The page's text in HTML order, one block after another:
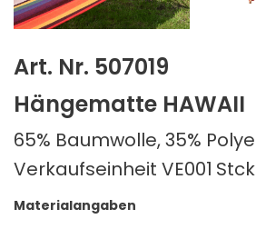
Art. Nr. 507019
Hängematte HAWAII
65% Baumwolle, 35%
Verkaufseinheit VE001 Stck
Materialangaben